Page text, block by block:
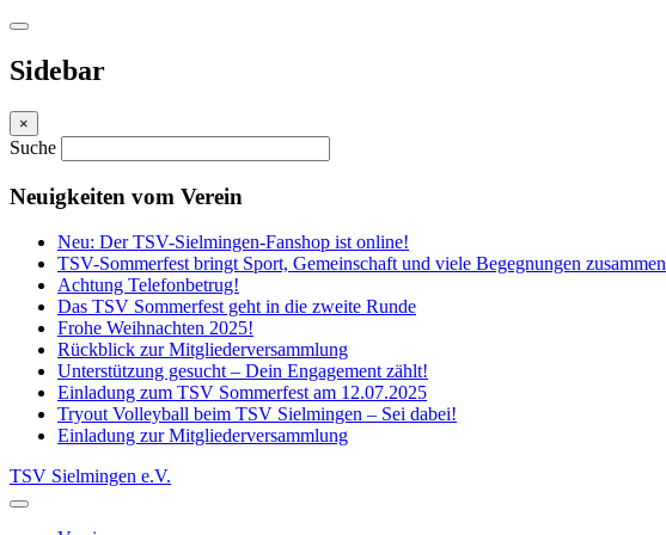
Sidebar
×
Suche
Neuigkeiten vom Verein
Neu: Der TSV-Sielmingen-Fanshop ist online!
TSV-Sommerfest bringt Sport, Gemeinschaft und viele Begegnungen zusammen
Achtung Telefonbetrug!
Das TSV Sommerfest geht in die zweite Runde
Frohe Weihnachten 2025!
Rückblick zur Mitgliederversammlung
Unterstützung gesucht – Dein Engagement zählt!
Einladung zum TSV Sommerfest am 12.07.2025
Tryout Volleyball beim TSV Sielmingen – Sei dabei!
Einladung zur Mitgliederversammlung
TSV Sielmingen e.V.